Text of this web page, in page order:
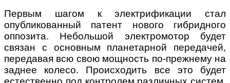
Первым шагом к электрификации стал
опубликованный патент нового гибридного
оппозита. Небольшой электромотор будет
связан с основным планетарной передачей,
передавая всю свою мощность по-прежнему на
заднее колесо. Происходить все это будет